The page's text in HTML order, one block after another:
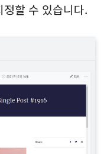
할 수 있습니다.